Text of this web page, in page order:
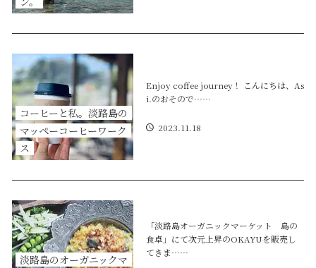
コーヒーと私。淡路島の
マッペーコーヒーワーク
ス
Enjoy coffee journey！ こんにちは、As
i.のおそので……
2023.11.18
淡路島のオーガニックマ
「淡路島オーガニックマーケット 島の
食卓」にて次元上昇のOKAYUを販売し
てきま……